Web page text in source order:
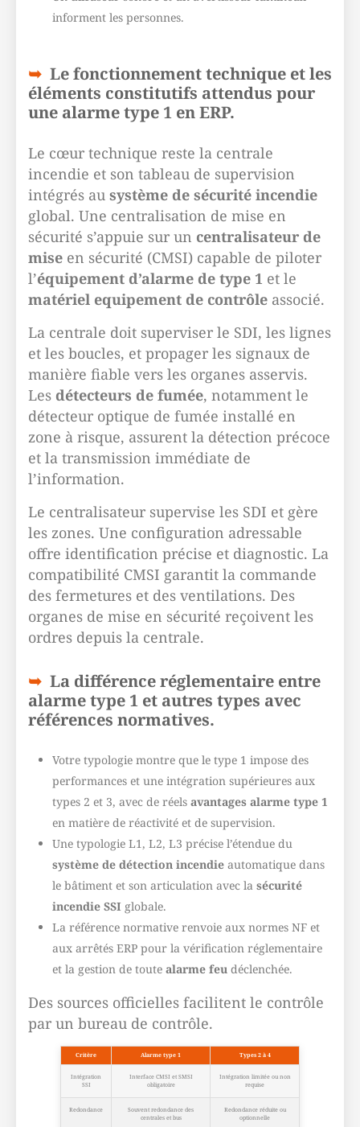
informent les personnes.
Le fonctionnement technique et les
éléments constitutifs attendus pour
une alarme type 1 en ERP.
Le cœur technique reste la centrale
incendie et son tableau de supervision
intégrés au système de sécurité incendie
global. Une centralisation de mise en
sécurité s’appuie sur un centralisateur de
mise en sécurité (CMSI) capable de piloter
l’équipement d’alarme de type 1 et le
matériel equipement de contrôle associé.
La centrale doit superviser le SDI, les lignes
et les boucles, et propager les signaux de
manière fiable vers les organes asservis.
Les détecteurs de fumée, notamment le
détecteur optique de fumée installé en
zone à risque, assurent la détection précoce
et la transmission immédiate de
l’information.
Le centralisateur supervise les SDI et gère
les zones. Une configuration adressable
offre identification précise et diagnostic. La
compatibilité CMSI garantit la commande
des fermetures et des ventilations. Des
organes de mise en sécurité reçoivent les
ordres depuis la centrale.
La différence réglementaire entre
alarme type 1 et autres types avec
références normatives.
Votre typologie montre que le type 1 impose des
performances et une intégration supérieures aux
types 2 et 3, avec de réels avantages alarme type 1
en matière de réactivité et de supervision.
Une typologie L1, L2, L3 précise l’étendue du
système de détection incendie automatique dans
le bâtiment et son articulation avec la sécurité
incendie SSI globale.
La référence normative renvoie aux normes NF et
aux arrêtés ERP pour la vérification réglementaire
et la gestion de toute alarme feu déclenchée.
Des sources officielles facilitent le contrôle
par un bureau de contrôle.
Critère Alarme type 1 Types 2 à 4
Intégration
SSI
Interface CMSI et SMSI
obligatoire
Intégration limitée ou non
requise
Redondance
Souvent redondance des
centrales et bus
Redondance réduite ou
optionnelle